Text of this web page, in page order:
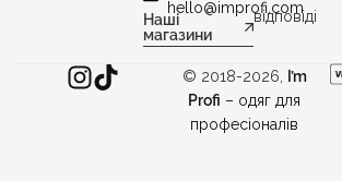
hello@improfi.com
Наші
магазини
відповіді
© 2018-2026, I’m
Profi – одяг для
професіоналів